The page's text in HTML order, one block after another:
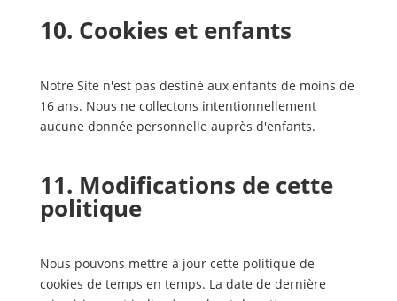
10. Cookies et enfants
Notre Site n'est pas destiné aux enfants de moins de
16 ans. Nous ne collectons intentionnellement
aucune donnée personnelle auprès d'enfants.
11. Modifications de cette
politique
Nous pouvons mettre à jour cette politique de
cookies de temps en temps. La date de dernière